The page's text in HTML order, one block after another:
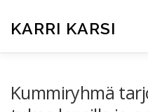
KARRI KARSI
Kummiryhmä